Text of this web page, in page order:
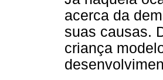
acerca da
suas causas.
criança